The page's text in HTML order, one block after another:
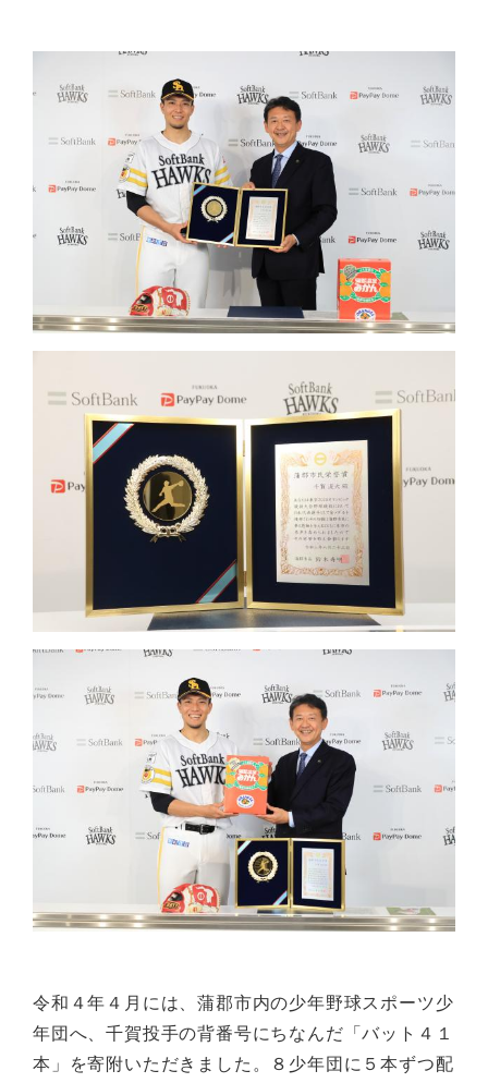
令和４年４月には、蒲郡市内の少年野球スポーツ少
年団へ、千賀投手の背番号にちなんだ「バット４１
本」を寄附いただきました。８少年団に５本ずつ配